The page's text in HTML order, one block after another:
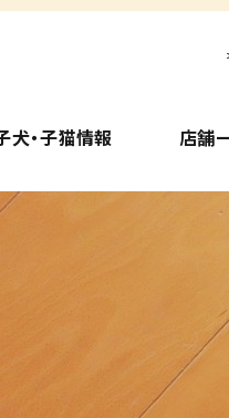
犬・子猫情報 店舗